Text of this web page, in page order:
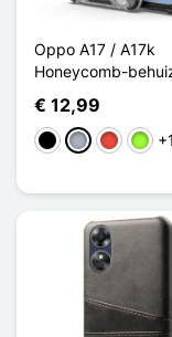
Oppo A17 / A17k
Honeycomb-
€ 12,99
ZwartGrijsRood +1